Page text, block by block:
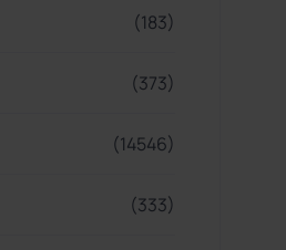
(183)
(373)
(14546)
(333)